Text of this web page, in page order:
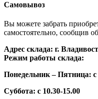
Самовывоз
Вы можете забрать
самостоятельно, сообщив
Адрес склада: г.
Режим работы склада:
Понедельник – Пятница: с
Суббота: с 10.30-15.00